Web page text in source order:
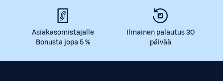
Asiakasomistajalle
Bonusta jopa 5 %
Ilmainen palautus 30
päivää